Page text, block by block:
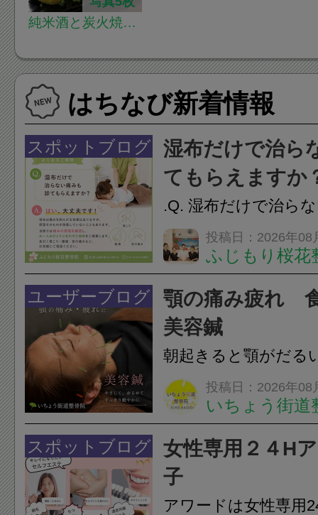
純米酒と炭火焼鶏
ロード-
はちなび新着情報
スポットブログ
湿布だけで治ら
てもらえますか
.Q. 湿布だけで治ら
らえますか？A. はい
湿布は痛みを和らげ
すが、原因そのもの
いこともあります。
原因を確認し、お一
投稿日：2026年08
ふじもり桜花
ユーザーブログ
顎の痛み疲れ
美容鍼
朝起きると顎がだる
ありませんか？無意
は、顎の痛みや疲れ
フェイスラインの張
のこわばり・頭痛や
ながることがありま
投稿日：2026年08
いちょう街道
スポットブログ
女性専用２４H
子
アワードは女性専用